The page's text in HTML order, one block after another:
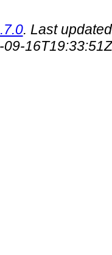
. Last
16T19:33:51Z